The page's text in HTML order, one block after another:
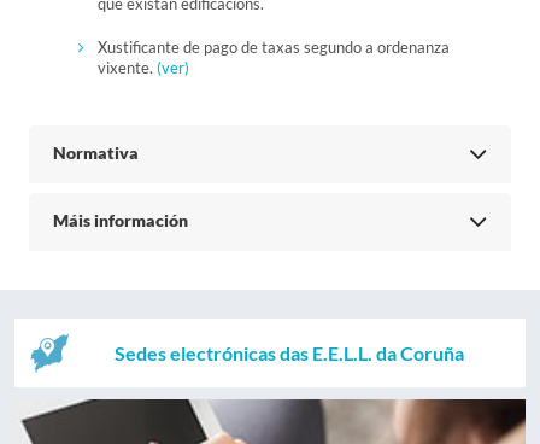
Xustificante de pago de taxas segundo a ordenanza
vixente. (ver)
Normativa
Máis información
Sedes electrónicas das E.E.L.L. da Coruña